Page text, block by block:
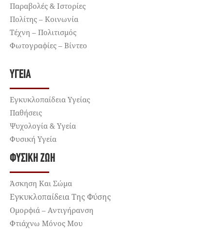
Παραβολές & Ιστορίες
Πολίτης – Κοινωνία
Τέχνη – Πολιτισμός
Φωτογραφίες – Βίντεο
ΥΓΕΊΑ
Εγκυκλοπαίδεια Υγείας
Παθήσεις
Ψυχολογία & Υγεία
Φυσική Υγεία
ΦΥΣΙΚΉ ΖΩΉ
Άσκηση Και Σώμα
Εγκυκλοπαίδεια Της Φύσης
Ομορφιά – Αντιγήρανση
Φτιάχνω Μόνος Μου